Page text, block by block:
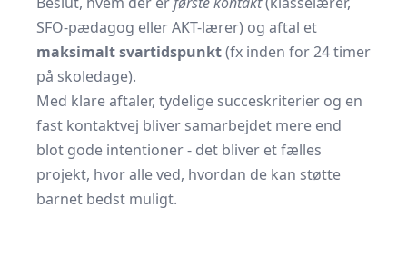
SFO-pædagog eller AKT-lærer) og aftal et
maksimalt svartidspunkt(fx inden for 24 timer
på skoledage).
Med klare aftaler, tydelige succeskriterier og en
fast kontaktvej bliver samarbejdet mere end
blot gode intentioner - det bliver et fælles
projekt, hvor alle ved, hvordan de kan støtte
barnet bedst muligt.